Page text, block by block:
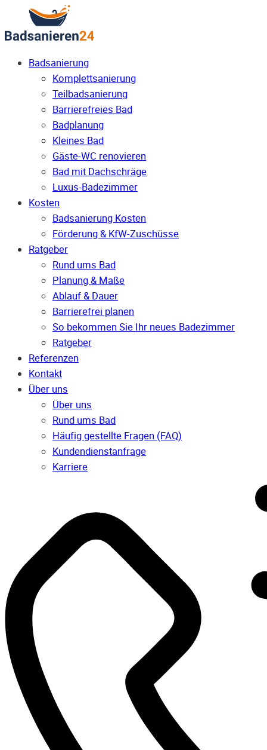
Badsanierung
Komplettsanierung
Teilbadsanierung
Barrierefreies Bad
Badplanung
Kleines Bad
Gäste-WC renovieren
Bad mit Dachschräge
Luxus-Badezimmer
Kosten
Badsanierung Kosten
Förderung & KfW-Zuschüsse
Ratgeber
Rund ums Bad
Planung & Maße
Ablauf & Dauer
Barrierefrei planen
So bekommen Sie Ihr neues Badezimmer
Ratgeber
Referenzen
Kontakt
Über uns
Über uns
Rund ums Bad
Häufig gestellte Fragen (FAQ)
Kunden­dienst­anfrage
Karriere